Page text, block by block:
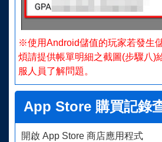
※使用Android儲值的玩家若發生
煩請提供帳單明細之截圖(步驟八)
服人員了解問題。
App Store 購買記錄
開啟 App Store 商店應用程式